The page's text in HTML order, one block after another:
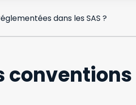
dans les SAS ?
conventions